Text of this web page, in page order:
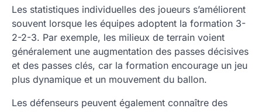
Les statistiques individuelles des joueurs s’améliorent
souvent lorsque les équipes adoptent la formation 3-
2-2-3. Par exemple, les milieux de terrain voient
généralement une augmentation des passes décisives
et des passes clés, car la formation encourage un jeu
plus dynamique et un mouvement du ballon.
Les défenseurs peuvent également connaître des